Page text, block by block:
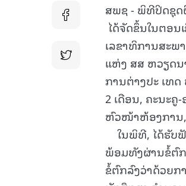
ສພຊ - ພິທີປິດຊຸດ
ໄດ້ຈັດຂຶ້ນໃນຕອ
ເລຂາທິການສະພ
ແຫ່ງ ສສ ຫວຽດນ
ການຕ່າງປະ ເທ
2 ເດືອນ, ຄະນະ
ຫົວໜ້າຫ້ອງການ,
ໃນພິທີ, ໄດ້ຮັບ
ພ້ອມທັງຜ່ານຂໍ້ຕົກ
ຂໍ້ຕົກລົງວ່າດ້ວຍກ